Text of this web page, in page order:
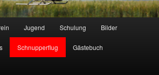
Jugend Schulung Bilder
Schnupperflug Gästebuch